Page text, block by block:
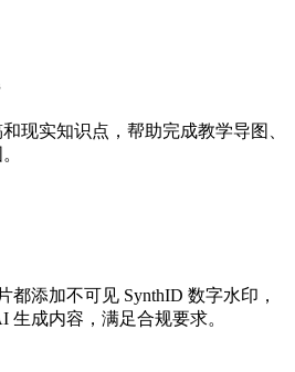
现实知识点，帮助完成教学导图、
都添加不可见 SynthID 数字水印，
生成内容，满足合规要求。